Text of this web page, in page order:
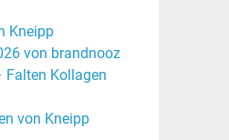
Kneipp
von brandnooz
Falten Kollagen
von Kneipp